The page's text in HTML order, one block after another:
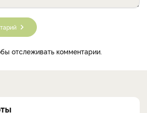
отслеживать комментарии.